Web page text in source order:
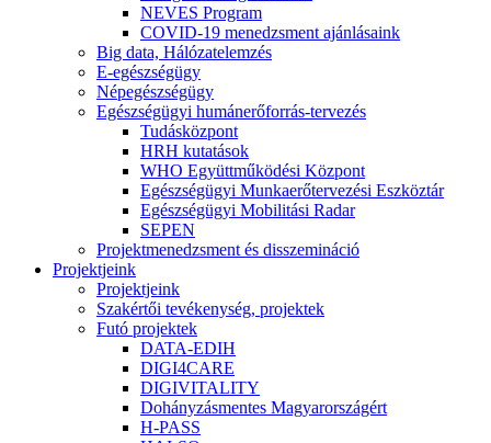
NEVES Program
COVID-19 menedzsment ajánlásaink
Big data, Hálózatelemzés
E-egészségügy
Népegészségügy
Egészségügyi humánerőforrás-tervezés
Tudásközpont
HRH kutatások
WHO Együttműködési Központ
Egészségügyi Munkaerőtervezési Eszköztár
Egészségügyi Mobilitási Radar
SEPEN
Projektmenedzsment és disszemináció
Projektjeink
Projektjeink
Szakértői tevékenység, projektek
Futó projektek
DATA-EDIH
DIGI4CARE
DIGIVITALITY
Dohányzásmentes Magyarországért
H-PASS